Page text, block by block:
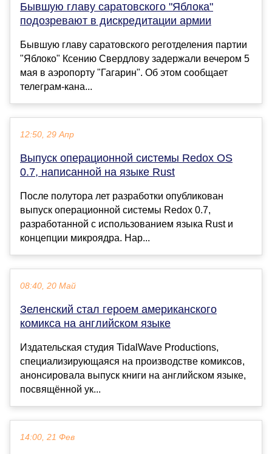
Бывшую главу саратовского "Яблока"
подозревают в дискредитации армии
Бывшую главу саратовского реготделения партии
"Яблоко" Ксению Свердлову задержали вечером 5
мая в аэропорту "Гагарин". Об этом сообщает
телеграм-кана...
12:50, 29 Апр
Выпуск операционной системы Redox OS
0.7, написанной на языке Rust
После полутора лет разработки опубликован
выпуск операционной системы Redox 0.7,
разработанной с использованием языка Rust и
концепции микроядра. Нар...
08:40, 20 Май
Зеленский стал героем американского
комикса на английском языке
Издательская студия TidalWave Productions,
специализирующаяся на производстве комиксов,
анонсировала выпуск книги на английском языке,
посвящённой ук...
14:00, 21 Фев